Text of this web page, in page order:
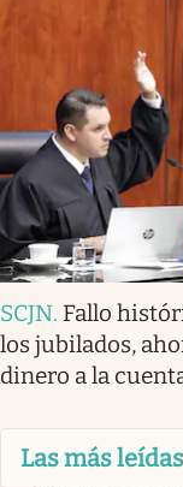
SCJN. Fallo
los jubilados,
dinero a la
Las más leídas